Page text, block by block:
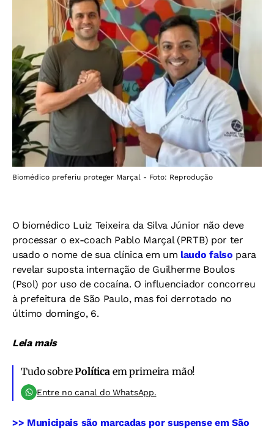
Biomédico preferiu proteger Marçal - Foto: Reprodução
O biomédico Luiz Teixeira da Silva Júnior não deve
processar o ex-coach Pablo Marçal (PRTB) por ter
usado o nome de sua clínica em um laudo falso para
revelar suposta internação de Guilherme Boulos
(Psol) por uso de cocaína. O influenciador concorreu
à prefeitura de São Paulo, mas foi derrotado no
último domingo, 6.
Leia mais
Tudo sobrePolítica em primeira mão!
Entre no canal do WhatsApp.
>> Municipais são marcadas por suspense em São